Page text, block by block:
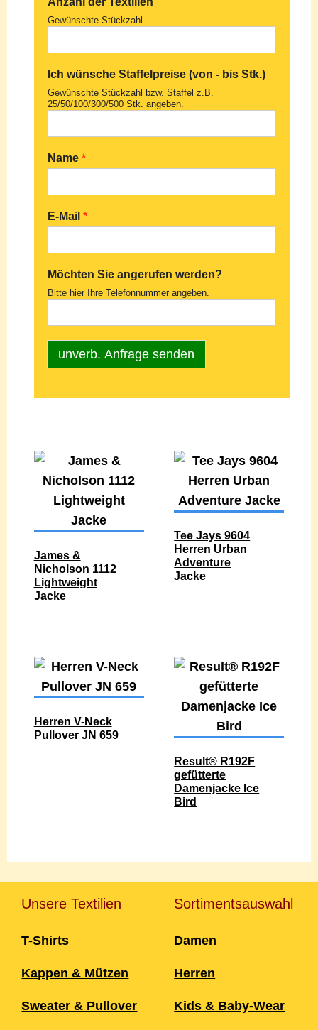
Gewünschte Stückzahl
Ich wünsche Staffelpreise (von - bis Stk.)
Gewünschte Stückzahl bzw. Staffel z.B.
25/50/100/300/500 Stk. angeben.
Name *
E-Mail *
Möchten Sie angerufen werden?
Bitte hier Ihre Telefonnummer angeben.
unverb. Anfrage senden
James &
Nicholson 1112
Lightweight
Jacke
Tee Jays 9604
Herren Urban
Adventure
Jacke
Herren V-Neck
Pullover JN 659
Result® R192F
gefütterte
Damenjacke Ice
Bird
Unsere Textilien
T-Shirts
Kappen & Mützen
Sweater & Pullover
Sortimentsauswahl
Damen
Herren
Kids & Baby-Wear